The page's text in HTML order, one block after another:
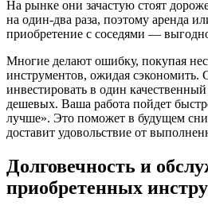
На рынке они зачастую стоят
на один-два раза, поэтому аренда
приобретение с соседями —
Многие делают ошибку, покупая
инструментов, ожидая сэкономить.
инвестировать в один
дешевых. Ваша работа пойдет
лучше». Это поможет в будущем
доставит удовольствие от
Долговечность и
приобретенных